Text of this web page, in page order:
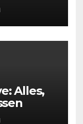
Alles,